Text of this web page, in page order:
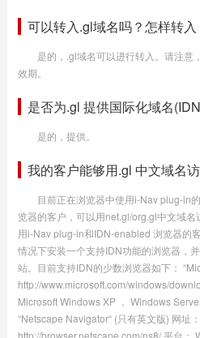
可以转入.gl域名吗？怎样转入
是的，.gl域名可以进行转入。请注意
效期。
是否为.gl 提供国际化域名
是的，提供。
我的客户能够用.gl 中文域名
目前正在浏览器中使用i-Nav plug-in
览器的客户，可以用net.gl/org.gl中文域
用i-Nav plug-in和IDN-enabled 浏览器的
情况下安装一个支持IDN功能的浏览器，
站。目前支持IDN的少数浏览器如下：
http://www.microsoft.com/windows/
Microsoft Windows XP ， Windows
“Netscape Navigator“ (只有英文版) 网址：
http://browser.netscape.com/ns8/ 平台：